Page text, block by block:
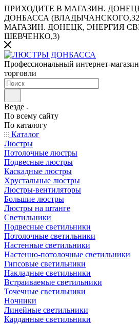
ПРИХОДИТЕ В МАГАЗИН.
ДОНБАССА
МАГАЗИН. ДОНЕЦК, ЭНЕРГИЯ
ШЕВЧЕНКО,3)
Профессиональный интернет-
торговли
Везде
По всему сайту
По каталогу
Каталог
Люстры
Потолочные люстры
Подвесные люстры
Каскадные люстры
Хрустальные люстры
Люстры-вентиляторы
Большие люстры
Люстры на штанге
Светильники
Подвесные светильники
Потолочные светильники
Настенные светильники
Настенно-потолочные светильники
Гипсовые светильники
Накладные светильники
Встраиваемые светильники
Точечные светильники
Ночники
Линейные светильники
Карданные светильники